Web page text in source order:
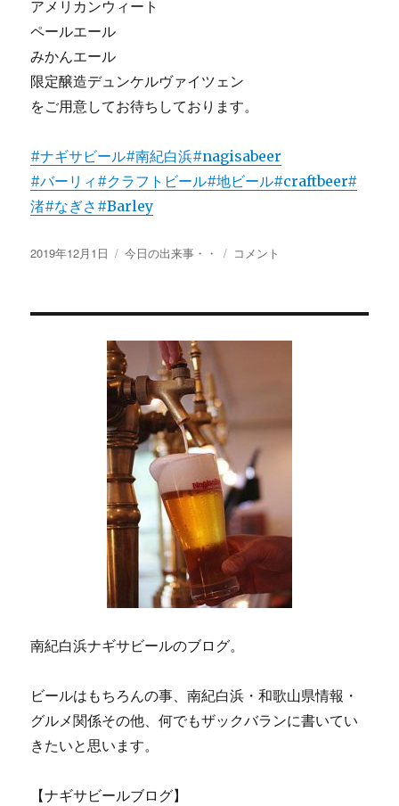
アメリカンウィート
ペールエール
みかんエール
限定醸造デュンケルヴァイツェン
をご用意してお待ちしております。
#ナギサビール#南紀白浜#nagisabeer
#バーリィ #クラフトビール#地ビール#craftbeer#
渚#なぎさ #Barley
投
2019年12月1日
カ
リ
今日の出来事・・ に
コメント
南紀白浜ナギサビールのブログ。
ビールはもちろんの事、南紀白浜・和歌山県情報・
グルメ関係その他、何でもザックバランに書いてい
きたいと思います。
【ナギサビールブログ】